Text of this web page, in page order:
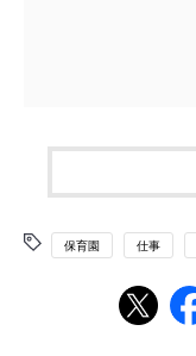
保育園 仕事